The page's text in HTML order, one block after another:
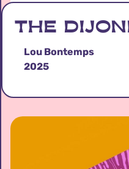
THE
Lou Bontemps
2025